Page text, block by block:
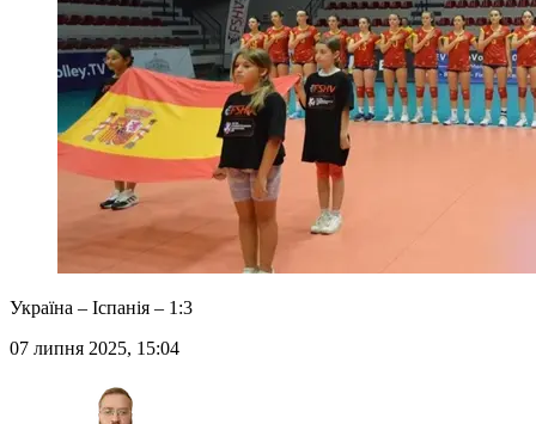
Україна – Іспанія – 1:3
07 липня 2025, 15:04